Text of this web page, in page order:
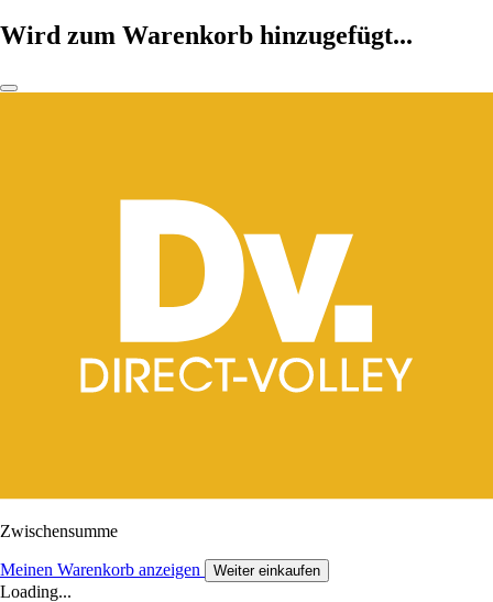
Wird zum Warenkorb hinzugefügt...
Zwischensumme
Meinen Warenkorb anzeigen Weiter einkaufen
Loading...